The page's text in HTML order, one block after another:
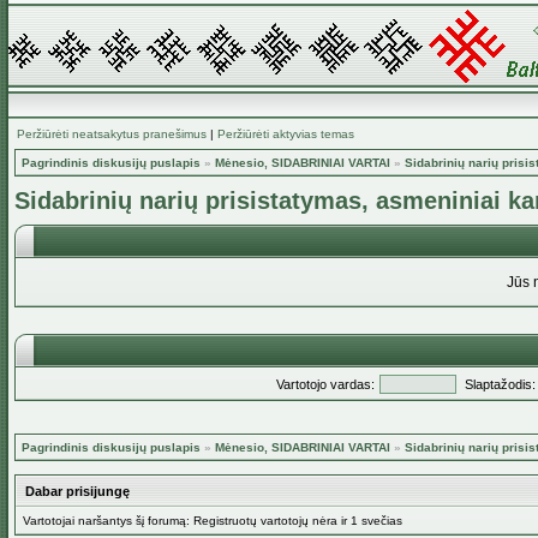
Peržiūrėti neatsakytus pranešimus | Peržiūrėti aktyvias temas
Pagrindinis diskusijų puslapis » Mėnesio, SIDABRINIAI VARTAI » Sidabrinių narių
Sidabrinių narių prisistatymas, asmeniniai
Jūs
Vartotojo vardas: Slaptažodis:
Pagrindinis diskusijų puslapis » Mėnesio, SIDABRINIAI VARTAI » Sidabrinių narių
Dabar prisijungę
Vartotojai naršantys šį forumą: Registruotų vartotojų nėra ir 1 svečias